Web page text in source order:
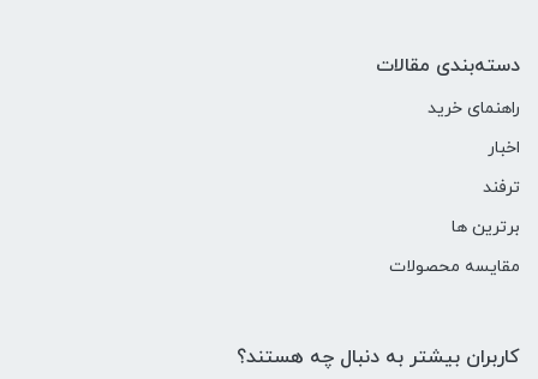
دسته‌بندی مقالات
راهنمای خرید
اخبار
ترفند
برترین ها
مقایسه محصولات
کاربران بیشتر به دنبال چه هستند؟